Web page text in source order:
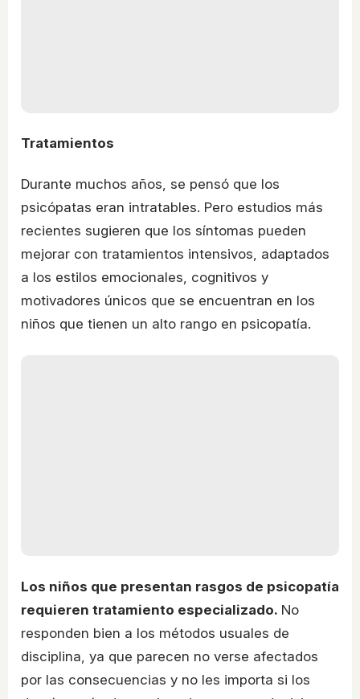
Tratamientos
Durante muchos años, se pensó que los
psicópatas eran intratables. Pero estudios más
recientes sugieren que los síntomas pueden
mejorar con tratamientos intensivos, adaptados
a los estilos emocionales, cognitivos y
motivadores únicos que se encuentran en los
niños que tienen un alto rango en psicopatía.
Los niños que presentan rasgos de psicopatía
requieren tratamiento especializado. No
responden bien a los métodos usuales de
disciplina, ya que parecen no verse afectados
por las consecuencias y no les importa si los